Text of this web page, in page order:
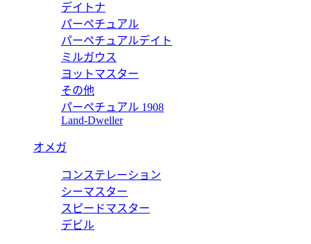
ザー キーケース 1PP122_QWA_F0236
ザー キーケース 1PP122_QWA_F0002
1MC122_QWA_F0002
デイトナ
パーペチュアル
パーペチュアルデイト
ミルガウス
ヨットマスター
その他
パーペチュアル 1908
Land-Dweller
オメガ
コンステレーション
シーマスター
スピードマスター
デビル